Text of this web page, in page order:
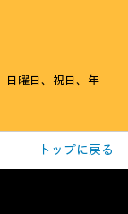
日曜日、祝日、年
トップに戻る